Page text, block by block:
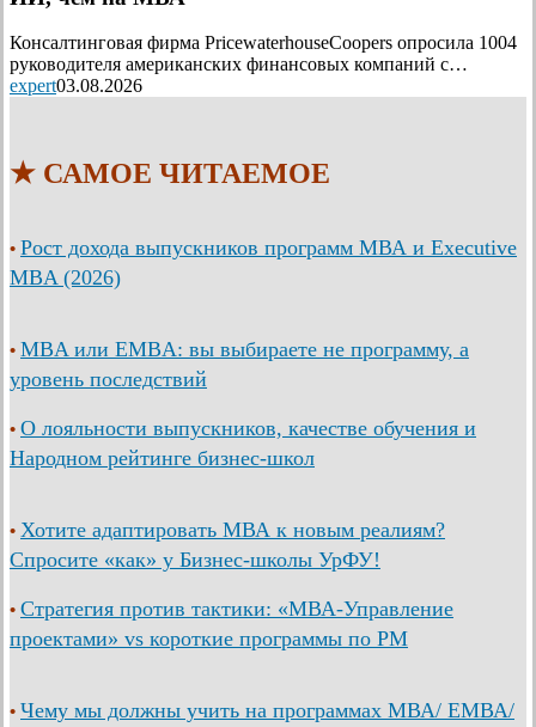
Консалтинговая фирма PricewaterhouseCoopers опросила 1004
руководителя американских финансовых компаний с…
expert03.08.2026
★ САМОЕ ЧИТАЕМОЕ
• Рост дохода выпускников программ МВА и Executive
MBA (2026)
• MBA или EMBA: вы выбираете не программу, а
уровень последствий
• О лояльности выпускников, качестве обучения и
Народном рейтинге бизнес-школ
• Хотите адаптировать МВА к новым реалиям?
Спросите «как» у Бизнес-школы УрФУ!
• Стратегия против тактики: «МВА-Управление
проектами» vs короткие программы по PM
• Чему мы должны учить на программах МВА/ ЕМВА/